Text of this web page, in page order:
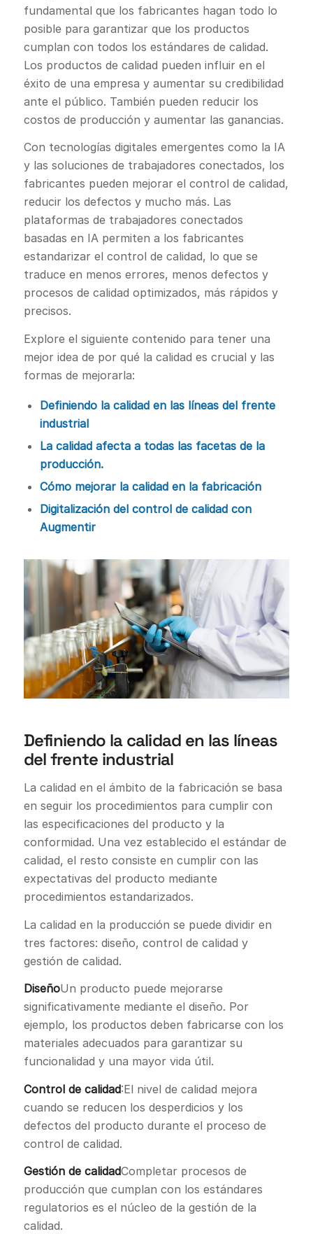
fundamental que los fabricantes hagan todo lo
posible para garantizar que los productos
cumplan con todos los estándares de calidad.
Los productos de calidad pueden influir en el
éxito de una empresa y aumentar su credibilidad
ante el público. También pueden reducir los
costos de producción y aumentar las ganancias.
Con tecnologías digitales emergentes como la IA
y las soluciones de trabajadores conectados, los
fabricantes pueden mejorar el control de calidad,
reducir los defectos y mucho más. Las
plataformas de trabajadores conectados
basadas en IA permiten a los fabricantes
estandarizar el control de calidad, lo que se
traduce en menos errores, menos defectos y
procesos de calidad optimizados, más rápidos y
precisos.
Explore el siguiente contenido para tener una
mejor idea de por qué la calidad es crucial y las
formas de mejorarla:
Definiendo la calidad en las líneas del frente
industrial
La calidad afecta a todas las facetas de la
producción.
Cómo mejorar la calidad en la fabricación
Digitalización del control de calidad con
Augmentir
Definiendo la calidad en las líneas
del frente industrial
La calidad en el ámbito de la fabricación se basa
en seguir los procedimientos para cumplir con
las especificaciones del producto y la
conformidad. Una vez establecido el estándar de
calidad, el resto consiste en cumplir con las
expectativas del producto mediante
procedimientos estandarizados.
La calidad en la producción se puede dividir en
tres factores: diseño, control de calidad y
gestión de calidad.
DiseñoUn producto puede mejorarse
significativamente mediante el diseño. Por
ejemplo, los productos deben fabricarse con los
materiales adecuados para garantizar su
funcionalidad y una mayor vida útil.
Control de calidad:El nivel de calidad mejora
cuando se reducen los desperdicios y los
defectos del producto durante el proceso de
control de calidad.
Gestión de calidadCompletar procesos de
producción que cumplan con los estándares
regulatorios es el núcleo de la gestión de la
calidad.